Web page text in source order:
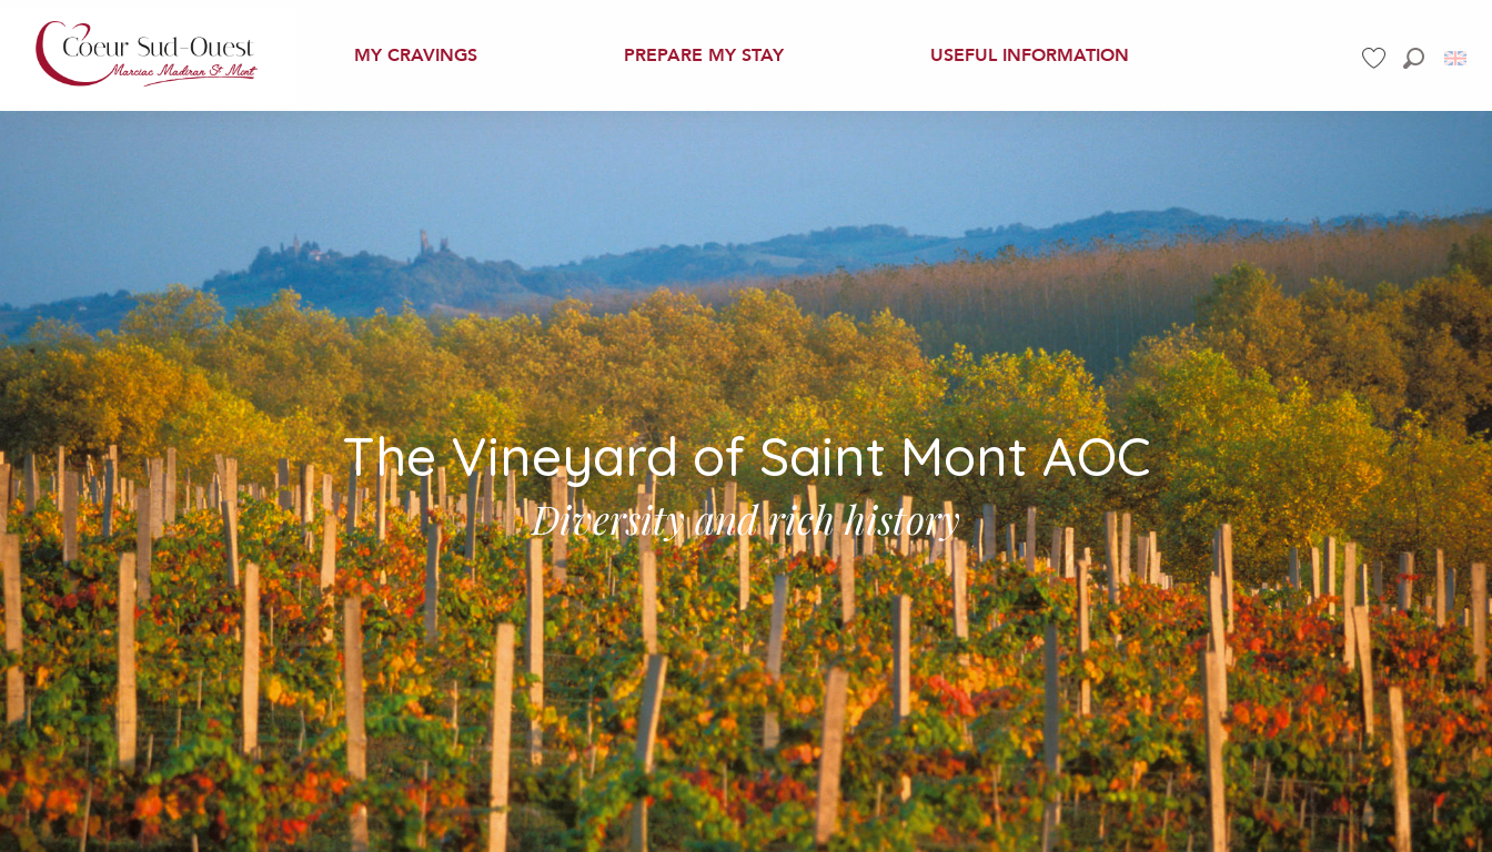
contenu
principal
MY CRAVINGS PREPARE MY STAY USEFUL INFORMATION
The Vineyard of Saint Mont AOC
Diversity and rich history